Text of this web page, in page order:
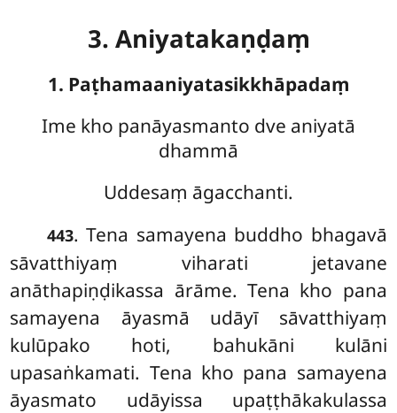
3. Aniyatakaṇḍaṃ
1. Paṭhamaaniyatasikkhāpadaṃ
Ime kho panāyasmanto dve aniyatā
dhammā
Uddesaṃ āgacchanti.
443. Tena samayena buddho bhagavā
sāvatthiyaṃ viharati jetavane
anāthapiṇḍikassa ārāme. Tena kho pana
samayena āyasmā udāyī sāvatthiyaṃ
kulūpako hoti, bahukāni kulāni
upasaṅkamati. Tena kho pana samayena
āyasmato udāyissa upaṭṭhākakulassa